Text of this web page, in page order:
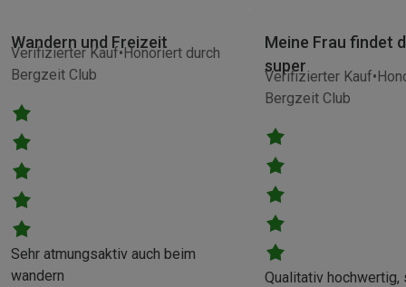
Verifizierter Kauf Honoriert durch
Bergzeit Club
Wandern und Freizeit
Sehr atmungsaktiv auch beim
wandern
Verifizierter Kauf
Bergzeit Club
Meine Frau findet
super
Qualitativ hochwertig,